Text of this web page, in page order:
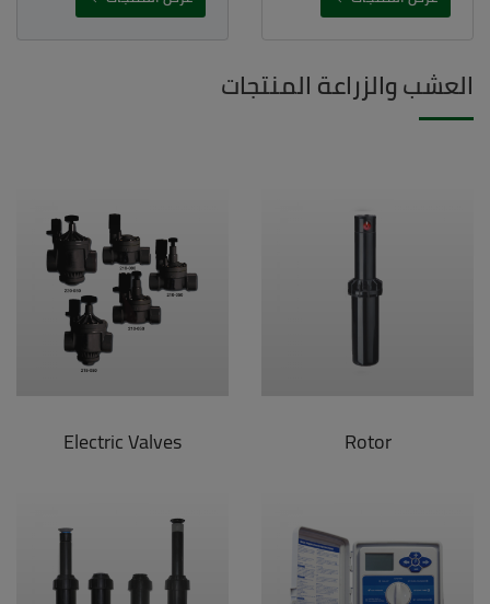
العشب والزراعة المنتجات
Rotor
Electric Valves